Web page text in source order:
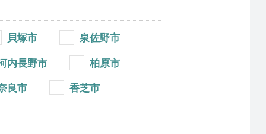
貝塚市
泉佐野市
内長野市
柏原市
良市 香芝市